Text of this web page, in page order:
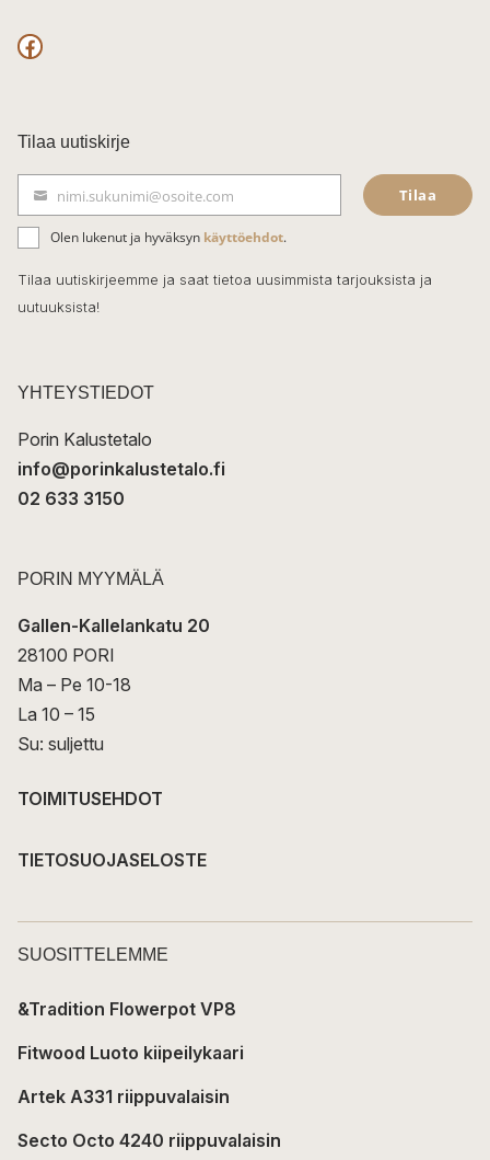
F
c
e
b
o
o
k
Tilaa uutiskirje
ä
h
k
t
nimi.sukunimi@osoite.com Tilaa
Olen lukenut ja hyväksyn käyttöehdot.
Tilaa uutiskirjeemme ja saat tietoa uusimmista tarjouksista ja
uutuuksista!
YHTEYSTIEDOT
Porin Kalustetalo
info@porinkalustetalo.fi
02 633 3150
PORIN MYYMÄLÄ
Gallen-Kallelankatu 20
28100 PORI
Ma – Pe 10-18
La 10 – 15
Su: suljettu
TOIMITUSEHDOT
TIETOSUOJASELOSTE
SUOSITTELEMME
&Tradition Flowerpot VP8
Fitwood Luoto kiipeilykaari
Artek A331 riippuvalaisin
Secto Octo 4240 riippuvalaisin